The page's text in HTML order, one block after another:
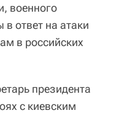
военного
ответ на атаки
в российских
президента
с киевским